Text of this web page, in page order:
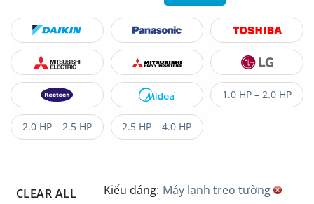
1.0 HP – 2.0 HP
2.0 HP – 2.5 HP 2.5 HP – 4.0 HP
CLEAR ALL Kiểu dáng: Máy lạnh treo tường